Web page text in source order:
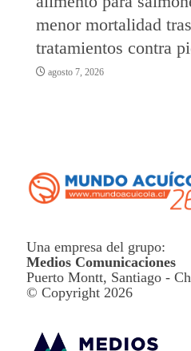
menor mortalidad tras
tratamientos contra
agosto 7, 2026
Una empresa del grupo:
Medios Comunicaciones
Puerto Montt, Santiago -
© Copyright 2026